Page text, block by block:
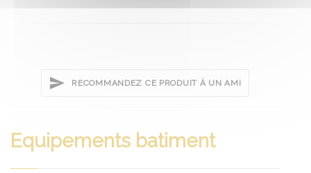
RECOMMANDEZ CE PRODUIT À UN AMI
Equipements batiment